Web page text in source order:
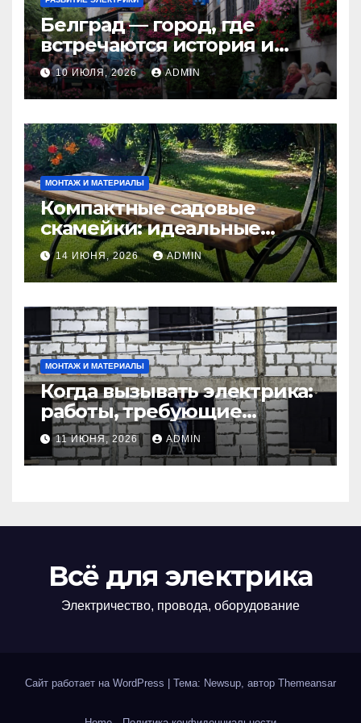
Белград — город, где
встречаются история и
современность
10 ИЮЛЯ, 2026 ADMIN
МОНТАЖ И МАТЕРИАЛЫ
Компактные садовые
скамейки: идеальные
решения Madmetal.ru для
маленьких участков
14 ИЮНЯ, 2026 ADMIN
МОНТАЖ И МАТЕРИАЛЫ
Когда вызывать электрика:
работы, требующие
профессионала Электрик
круглосуточно
11 ИЮНЯ, 2026 ADMIN
Всё для электрика
Электричество, провода, оборудование
Сайт работает на WordPress Тема: Newsup, автор Themeansar